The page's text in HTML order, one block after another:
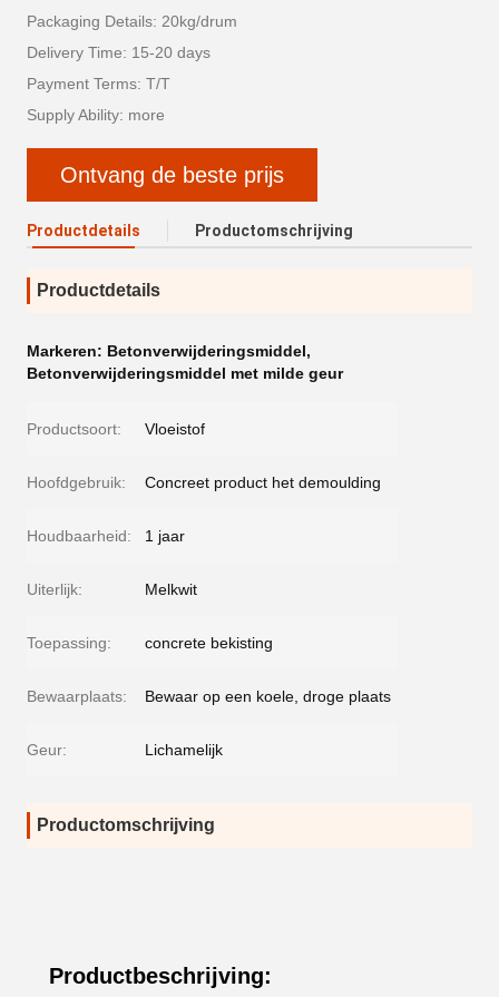
Packaging Details: 20kg/drum
Delivery Time: 15-20 days
Payment Terms: T/T
Supply Ability: more
Ontvang de beste prijs
Productdetails Productomschrijving
Productdetails
Markeren: Betonverwijderingsmiddel,
Betonverwijderingsmiddel met milde geur
Productsoort: Vloeistof
Hoofdgebruik: Concreet product het demoulding
Houdbaarheid: 1 jaar
Uiterlijk: Melkwit
Toepassing: concrete bekisting
Bewaarplaats: Bewaar op een koele, droge plaats
Geur: Lichamelijk
Productomschrijving
Productbeschrijving: